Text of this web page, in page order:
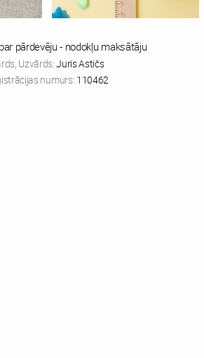
pārdevēju - nodokļu maksātāju
Uzvārds:Juris Astičs
numurs: 110462